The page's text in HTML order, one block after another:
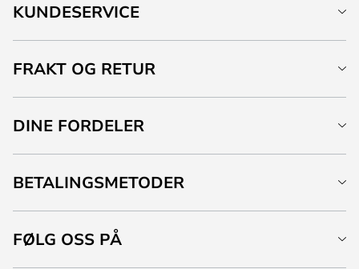
KUNDESERVICE
FRAKT OG RETUR
DINE FORDELER
BETALINGSMETODER
FØLG OSS PÅ